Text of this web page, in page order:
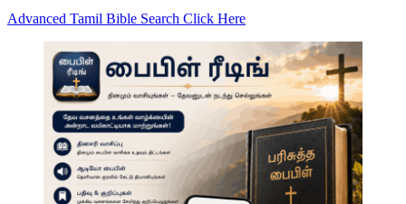
Advanced Tamil Bible Search Click Here